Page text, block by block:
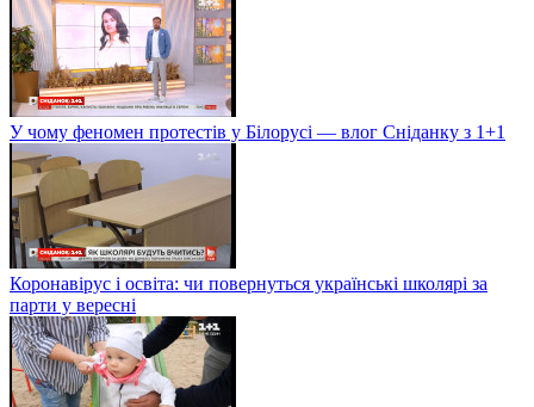
У чому феномен протестів у Білорусі — влог Сніданку з 1+1
Коронавірус і освіта: чи повернуться українські школярі за
парти у вересні